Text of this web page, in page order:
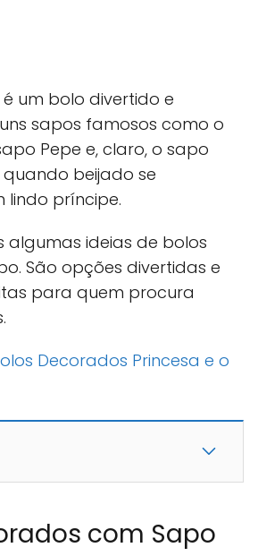
é um bolo divertido e
sapos famosos como o
Pepe e, claro, o sapo
beijado se
lindo príncipe.
algumas ideias de bolos
São opções divertidas e
para quem procura
Decorados Princesa e o
com Sapo